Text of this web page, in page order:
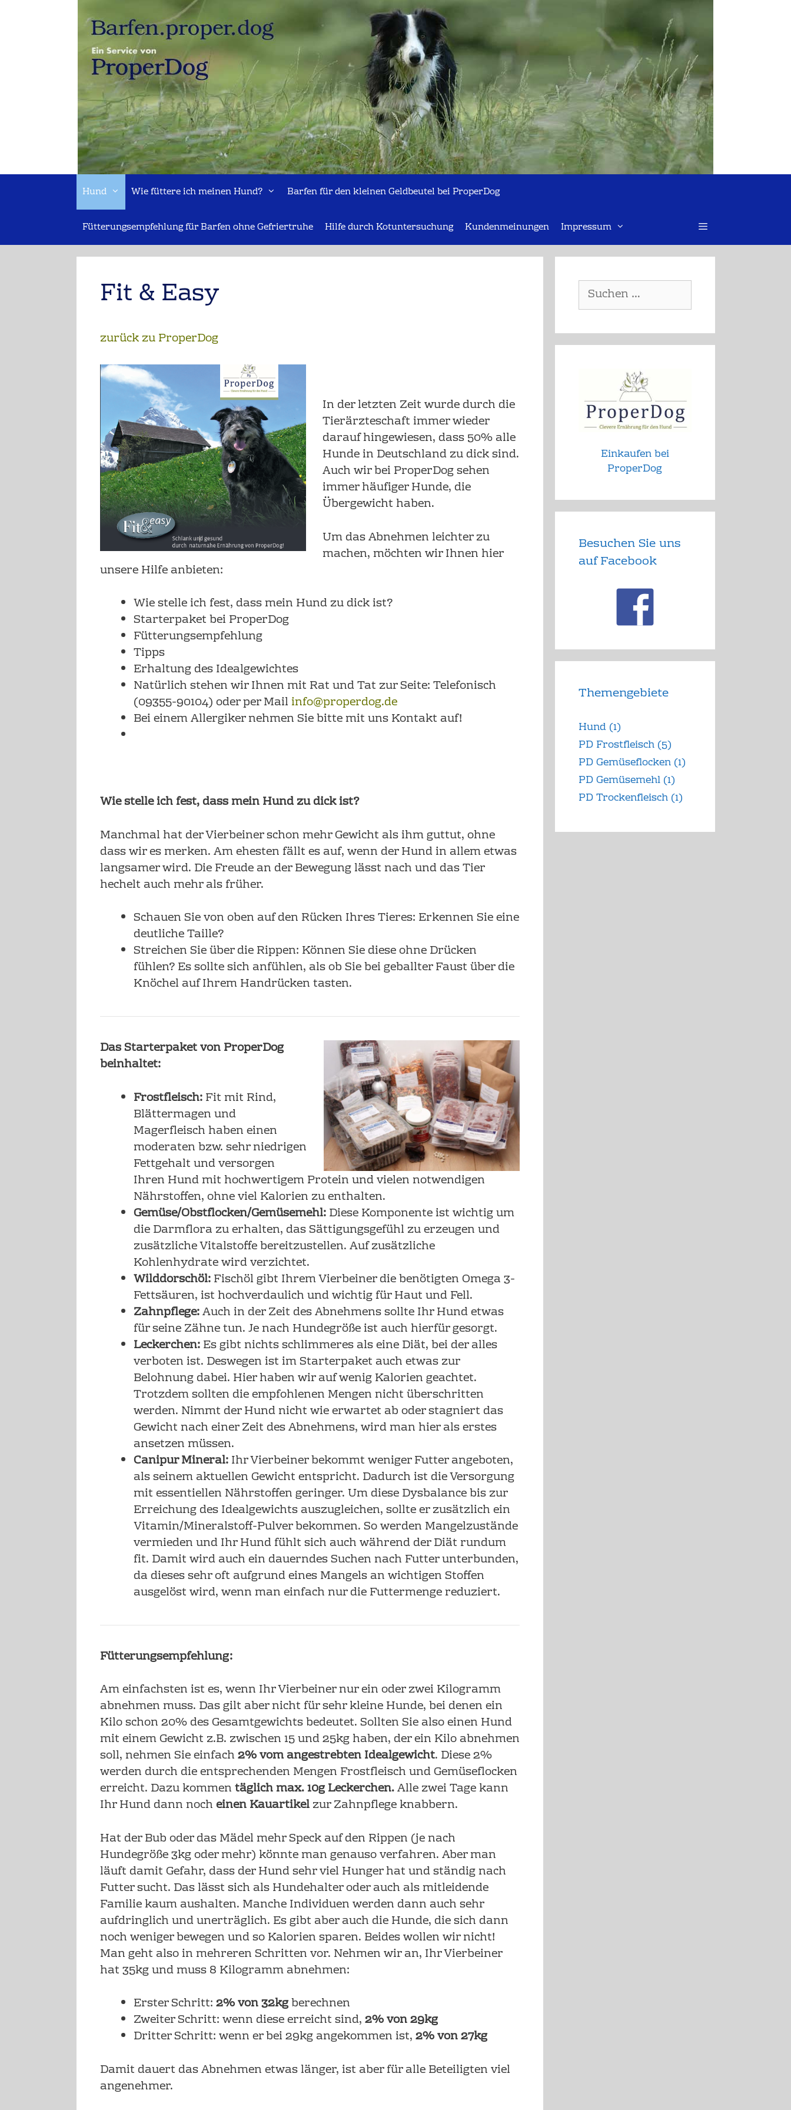
Hund Wie füttere ich meinen Hund? Barfen für den kleinen Geldbeutel bei ProperDog
Fütterungsempfehlung für Barfen ohne Gefriertruhe Hilfe durch Kotuntersuchung Kundenmeinungen Impressum
Fit & Easy
zurück zu ProperDog
In der letzten Zeit wurde durch die
Tierärzteschaft immer wieder
darauf hingewiesen, dass 50% alle
Hunde in Deutschland zu dick sind.
Auch wir bei ProperDog sehen
immer häufiger Hunde, die
Übergewicht haben.
Um das Abnehmen leichter zu
machen, möchten wir Ihnen hier
unsere Hilfe anbieten:
Wie stelle ich fest, dass mein Hund zu dick ist?
Starterpaket bei ProperDog
Fütterungsempfehlung
Tipps
Erhaltung des Idealgewichtes
Natürlich stehen wir Ihnen mit Rat und Tat zur Seite: Telefonisch
(09355-90104) oder per Mailinfo@properdog.de
Bei einem Allergiker nehmen Sie bitte mit uns Kontakt auf!
Wie stelle ich fest, dass mein Hund zu dick ist?
Manchmal hat der Vierbeiner schon mehr Gewicht als ihm guttut, ohne
dass wir es merken. Am ehesten fällt es auf, wenn der Hund in allem etwas
langsamer wird. Die Freude an der Bewegung lässt nach und das Tier
hechelt auch mehr als früher.
Schauen Sie von oben auf den Rücken Ihres Tieres: Erkennen Sie eine
deutliche Taille?
Streichen Sie über die Rippen: Können Sie diese ohne Drücken
fühlen? Es sollte sich anfühlen, als ob Sie bei geballter Faust über die
Knöchel auf Ihrem Handrücken tasten.
Das Starterpaket von ProperDog
beinhaltet:
Frostfleisch:Fit mit Rind,
Blättermagen und
Magerfleisch haben einen
moderaten bzw. sehr niedrigen
Fettgehalt und versorgen
Ihren Hund mit hochwertigem Protein und vielen notwendigen
Nährstoffen, ohne viel Kalorien zu enthalten.
Gemüse/Obstflocken/Gemüsemehl:Diese Komponente ist wichtig um
die Darmflora zu erhalten, das Sättigungsgefühl zu erzeugen und
zusätzliche Vitalstoffe bereitzustellen. Auf zusätzliche
Kohlenhydrate wird verzichtet.
Wilddorschöl:Fischöl gibt Ihrem Vierbeiner die benötigten Omega 3-
Fettsäuren, ist hochverdaulich und wichtig für Haut und Fell.
Zahnpflege:Auch in der Zeit des Abnehmens sollte Ihr Hund etwas
für seine Zähne tun. Je nach Hundegröße ist auch hierfür gesorgt.
Leckerchen:Es gibt nichts schlimmeres als eine Diät, bei der alles
verboten ist. Deswegen ist im Starterpaket auch etwas zur
Belohnung dabei. Hier haben wir auf wenig Kalorien geachtet.
Trotzdem sollten die empfohlenen Mengen nicht überschritten
werden. Nimmt der Hund nicht wie erwartet ab oder stagniert das
Gewicht nach einer Zeit des Abnehmens, wird man hier als erstes
ansetzen müssen.
Canipur Mineral:Ihr Vierbeiner bekommt weniger Futter angeboten,
als seinem aktuellen Gewicht entspricht. Dadurch ist die Versorgung
mit essentiellen Nährstoffen geringer. Um diese Dysbalance bis zur
Erreichung des Idealgewichts auszugleichen, sollte er zusätzlich ein
Vitamin/Mineralstoff-Pulver bekommen. So werden Mangelzustände
vermieden und Ihr Hund fühlt sich auch während der Diät rundum
fit. Damit wird auch ein dauerndes Suchen nach Futter unterbunden,
da dieses sehr oft aufgrund eines Mangels an wichtigen Stoffen
ausgelöst wird, wenn man einfach nur die Futtermenge reduziert.
Fütterungsempfehlung:
Am einfachsten ist es, wenn Ihr Vierbeiner nur ein oder zwei Kilogramm
abnehmen muss. Das gilt aber nicht für sehr kleine Hunde, bei denen ein
Kilo schon 20% des Gesamtgewichts bedeutet. Sollten Sie also einen Hund
mit einem Gewicht z.B. zwischen 15 und 25kg haben, der ein Kilo abnehmen
soll, nehmen Sie einfach2% vom angestrebten Idealgewicht. Diese 2%
werden durch die entsprechenden Mengen Frostfleisch und Gemüseflocken
erreicht. Dazu kommentäglich max. 10g Leckerchen.Alle zwei Tage kann
Ihr Hund dann nocheinen Kauartikelzur Zahnpflege knabbern.
Hat der Bub oder das Mädel mehr Speck auf den Rippen (je nach
Hundegröße 3kg oder mehr) könnte man genauso verfahren. Aber man
läuft damit Gefahr, dass der Hund sehr viel Hunger hat und ständig nach
Futter sucht. Das lässt sich als Hundehalter oder auch als mitleidende
Familie kaum aushalten. Manche Individuen werden dann auch sehr
aufdringlich und unerträglich. Es gibt aber auch die Hunde, die sich dann
noch weniger bewegen und so Kalorien sparen. Beides wollen wir nicht!
Man geht also in mehreren Schritten vor. Nehmen wir an, Ihr Vierbeiner
hat 35kg und muss 8 Kilogramm abnehmen:
Erster Schritt:2% von 32kgberechnen
Zweiter Schritt: wenn diese erreicht sind,2% von 29kg
Dritter Schritt: wenn er bei 29kg angekommen ist,2% von 27kg
Damit dauert das Abnehmen etwas länger, ist aber für alle Beteiligten viel
angenehmer.
Suchen
nach:
Einkaufen bei
ProperDog
Besuchen Sie uns
auf Facebook
Themengebiete
Hund (1)
PD Frostfleisch (5)
PD Gemüseflocken (1)
PD Gemüsemehl (1)
PD Trockenfleisch (1)